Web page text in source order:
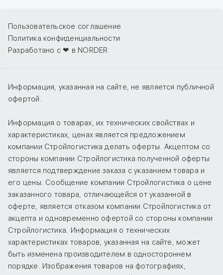
Пользовательское соглашение
Политика конфиденциальности
Разработано с ❤ в NORDER
Информация, указанная на сайте, не является публичной
офертой.
Информация о товарах, их технических свойствах и
характеристиках, ценах является предложением
компании Стройлогистика делать оферты. Акцептом со
стороны компании Стройлогистика полученной оферты
является подтверждение заказа с указанием товара и
его цены. Сообщение компании Стройлогистика о цене
заказанного товара, отличающейся от указанной в
оферте, является отказом компании Стройлогистика от
акцепта и одновременно офертой со стороны компании
Стройлогистика. Информация о технических
характеристиках товаров, указанная на сайте, может
быть изменена производителем в одностороннем
порядке. Изображения товаров на фотографиях,